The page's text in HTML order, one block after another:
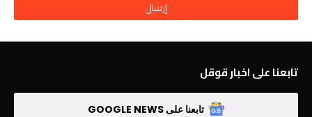
تابعنا على اخبار قوقل
تابعنا على GOOGLE NEWS